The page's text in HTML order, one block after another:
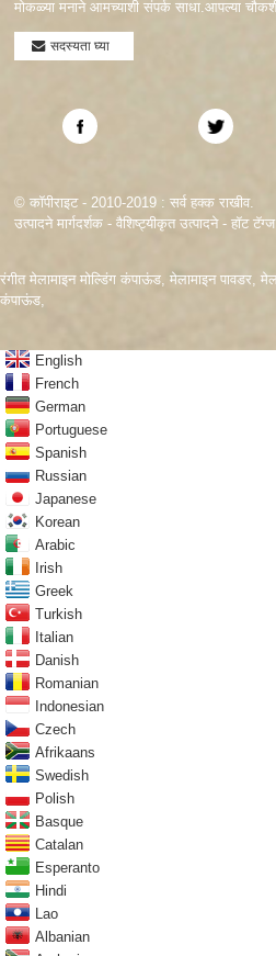
मोकळ्या मनाने आमच्याशी संपर्क साधा.आपल्या
सदस्यता घ्या
© कॉपीराइट - 2010-2019 : सर्व हक्क राखीव.
उत्पादने मार्गदर्शक -वैशिष्ट्यीकृत उत्पादने-हॉट टॅग्ज
रंगीत मेलामाइन मोल्डिंग कंपाऊंड मेलामाइन पावडर
कंपाऊंड
English
French
German
Portuguese
Spanish
Russian
Japanese
Korean
Arabic
Irish
Greek
Turkish
Italian
Danish
Romanian
Indonesian
Czech
Afrikaans
Swedish
Polish
Basque
Catalan
Esperanto
Hindi
Lao
Albanian